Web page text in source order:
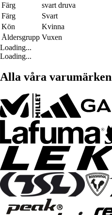
Färg
svart druva
Färg
Svart
Kön
Kvinna
Åldersgrupp Vuxen
Loading...
Loading...
Alla våra varumärken